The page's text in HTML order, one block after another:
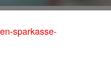
begeben sich
sparkasse-